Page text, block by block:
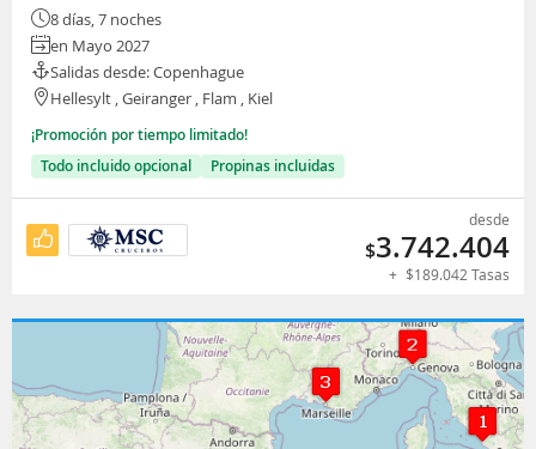
8 días, 7 noches
en Mayo 2027
Salidas desde: Copenhague
Hellesylt , Geiranger , Flam , Kiel
¡Promoción por tiempo limitado!
Todo incluido opcional
Propinas incluidas
desde
$3.742.404
+ $189.042 Tasas